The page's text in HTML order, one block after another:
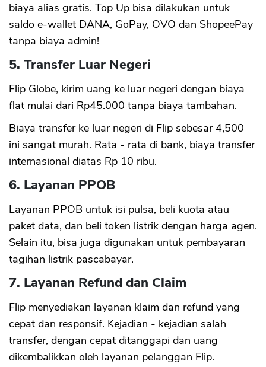
biaya alias gratis. Top Up bisa dilakukan untuk
saldo e-wallet DANA, GoPay, OVO dan ShopeePay
tanpa biaya admin!
5. Transfer Luar Negeri
Flip Globe, kirim uang ke luar negeri dengan biaya
flat mulai dari Rp45.000 tanpa biaya tambahan.
Biaya transfer ke luar negeri di Flip sebesar 4,500
ini sangat murah. Rata - rata di bank, biaya transfer
internasional diatas Rp 10 ribu.
6. Layanan PPOB
Layanan PPOB untuk isi pulsa, beli kuota atau
paket data, dan beli token listrik dengan harga agen.
Selain itu, bisa juga digunakan untuk pembayaran
tagihan listrik pascabayar.
7. Layanan Refund dan Claim
Flip menyediakan layanan klaim dan refund yang
cepat dan responsif. Kejadian - kejadian salah
transfer, dengan cepat ditanggapi dan uang
dikembalikkan oleh layanan pelanggan Flip.